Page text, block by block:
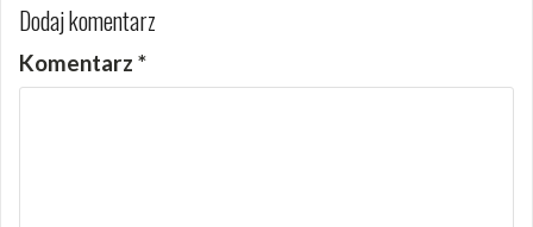
Dodaj komentarz
Komentarz *